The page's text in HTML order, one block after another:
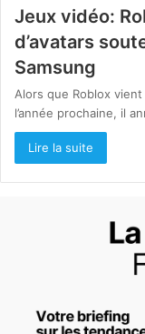
Jeux vidéo:
d’avatars
Samsung
Alors que Roblox
l’année prochaine, il
Lire la suite